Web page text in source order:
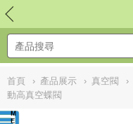
首頁 › 產品展示 › 真空閥 ›
動高真空蝶閥
NULL